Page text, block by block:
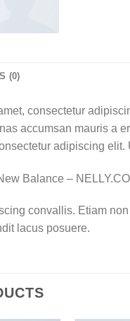
(0)
consectetur
accumsan mauris a
adipiscing
Balance –
convallis. Etiam
lacus posuere.